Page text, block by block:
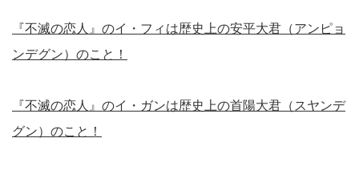
『不滅の恋人』のイ・フィは歴史上の安平大君（アンピョ
ンデグン）のこと！
『不滅の恋人』のイ・ガンは歴史上の首陽大君（スヤンデ
グン）のこと！